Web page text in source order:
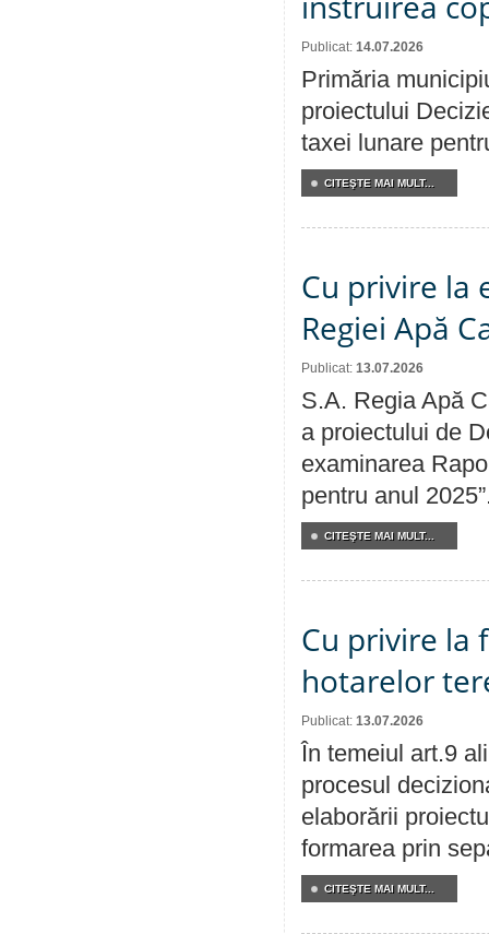
Publicat: 14.07.2026
Primăria
proiectului
taxei lunare
CITEŞTE MAI MULT...
Cu privire la
Regiei Apă
Publicat: 13.07.2026
S.A. Regia Apă
a proiectului de
examinarea
pentru anul
CITEŞTE MAI MULT...
Cu privire la
hotarelor
Publicat: 13.07.2026
În temeiul art.9
procesul
elaborării
formarea prin
CITEŞTE MAI MULT...